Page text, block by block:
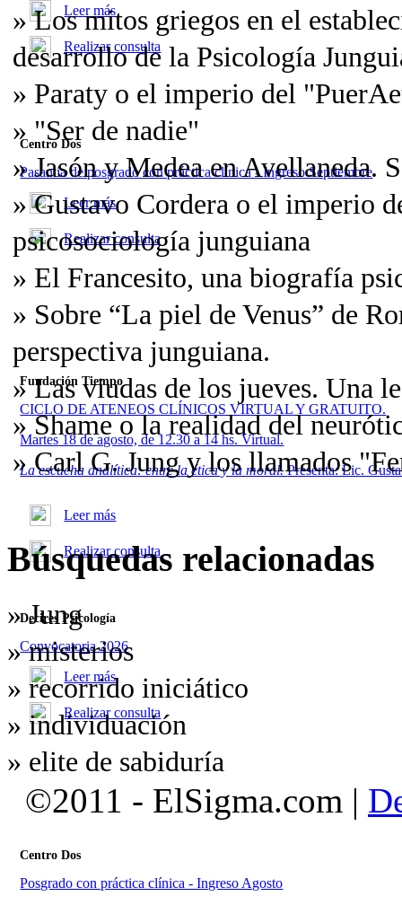
Leer más
Realizar consulta
Centro Dos
Pasantía de posgrado con práctica clínica - Ingreso Septiembre
Leer más
Realizar consulta
Fundación Tiempo
CICLO DE ATENEOS CLÍNICOS VIRTUAL Y GRATUITO.
Martes 18 de agosto, de 12.30 a 14 hs. Virtual.
La escucha analítica: entre la ética y la moral.Presenta: Lic.
Leer más
Realizar consulta
Decires Psicología
Convocatoria 2026
Leer más
Realizar consulta
Centro Dos
Posgrado con práctica clínica - Ingreso Agosto
» Los mitos griegos en el
desarrollo de la Psicología
» Paraty o el imperio del
» "Ser de nadie"
» Jasón y Medea en Avellaneda.
» Gustavo Cordera o el imperio
psicosociología junguiana
» El Francesito, una biografía
» Sobre “La piel de Venus” de
perspectiva junguiana.
» Las viudas de los jueves. Una
» Shame o la realidad del
» Carl G. Jung y los llamados
Búsquedas relacionadas
» Jung
» misterios
» recorrido iniciático
» individuación
» elite de sabiduría
©2011 - ElSigma.com |